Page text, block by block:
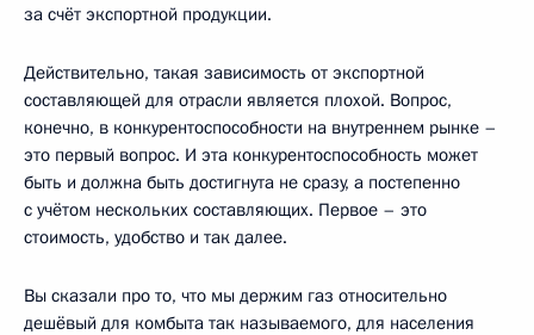
за счёт экспортной продукции.
Действительно, такая зависимость от экспортной
составляющей для отрасли является плохой. Вопрос,
конечно, в конкурентоспособности на внутреннем рынке –
это первый вопрос. И эта конкурентоспособность может
быть и должна быть достигнута не сразу, а постепенно
с учётом нескольких составляющих. Первое – это
стоимость, удобство и так далее.
Вы сказали про то, что мы держим газ относительно
дешёвый для комбыта так называемого, для населения